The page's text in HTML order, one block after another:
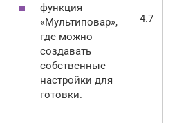
функция
«Мультиповар»,
где можно
создавать
собственные
настройки для
готовки.
4.7